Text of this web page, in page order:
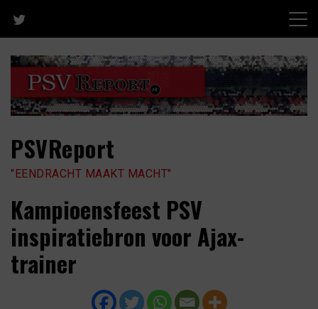
content
PSVReport
"EENDRACHT MAAKT MACHT"
Kampioensfeest PSV
inspiratiebron voor Ajax-
trainer